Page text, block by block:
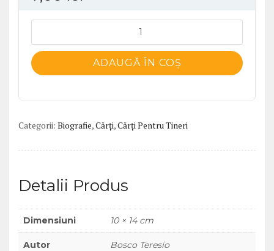
Don
Cimatti.
Don
al
ADAUGĂ ÎN COȘ
Categorii: Biografie,Cărți,Cărți Pentru Tineri
Detalii Produs
Dimensiuni 10 × 14 cm
Autor Bosco Teresio